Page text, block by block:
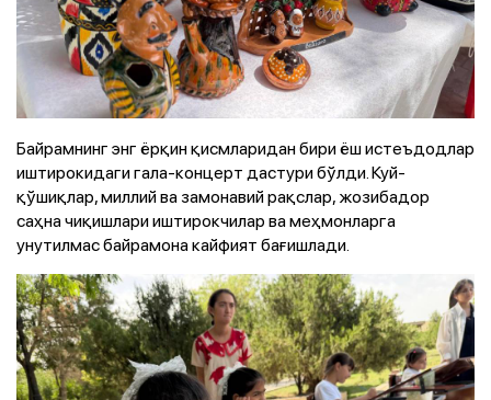
Байрамнинг энг ёрқин қисмларидан бири ёш истеъдодлар
иштирокидаги гала-концерт дастури бўлди. Куй-
қўшиқлар, миллий ва замонавий рақслар, жозибадор
саҳна чиқишлари иштирокчилар ва меҳмонларга
унутилмас байрамона кайфият бағишлади.